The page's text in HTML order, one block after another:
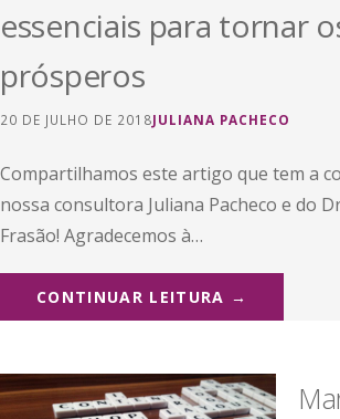
essenciais para tornar
prósperos
20 DE JULHO DE 2018JULIANA PACHECO
Compartilhamos este artigo que tem a
nossa consultora Juliana Pacheco e do
Frasão! Agradecemos à…
CONTINUAR LEITURA →